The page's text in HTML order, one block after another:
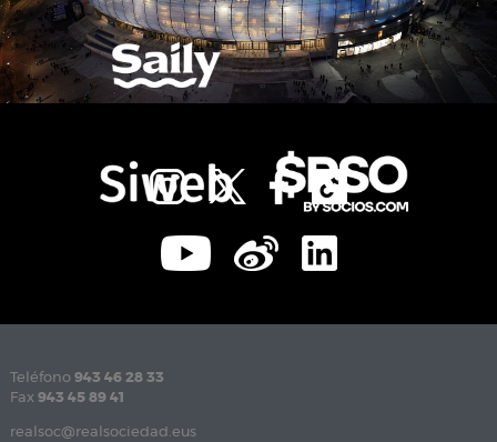
Teléfono 943 46 28 33
Fax 943 45 89 41
realsoc@realsociedad.eus